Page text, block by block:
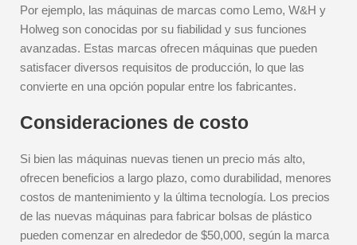
Por ejemplo, las máquinas de marcas como Lemo, W&H y
Holweg son conocidas por su fiabilidad y sus funciones
avanzadas. Estas marcas ofrecen máquinas que pueden
satisfacer diversos requisitos de producción, lo que las
convierte en una opción popular entre los fabricantes.
Consideraciones de costo
Si bien las máquinas nuevas tienen un precio más alto,
ofrecen beneficios a largo plazo, como durabilidad, menores
costos de mantenimiento y la última tecnología. Los precios
de las nuevas máquinas para fabricar bolsas de plástico
pueden comenzar en alrededor de $50,000, según la marca